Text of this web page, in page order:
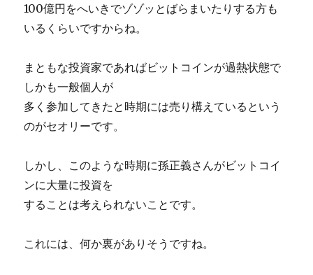
100億円をへいきでゾゾッとばらまいたりする方も
いるくらいですからね。
まともな投資家であればビットコインが過熱状態で
しかも一般個人が
多く参加してきたと時期には売り構えているという
のがセオリーです。
しかし、このような時期に孫正義さんがビットコイ
ンに大量に投資を
することは考えられないことです。
これには、何か裏がありそうですね。